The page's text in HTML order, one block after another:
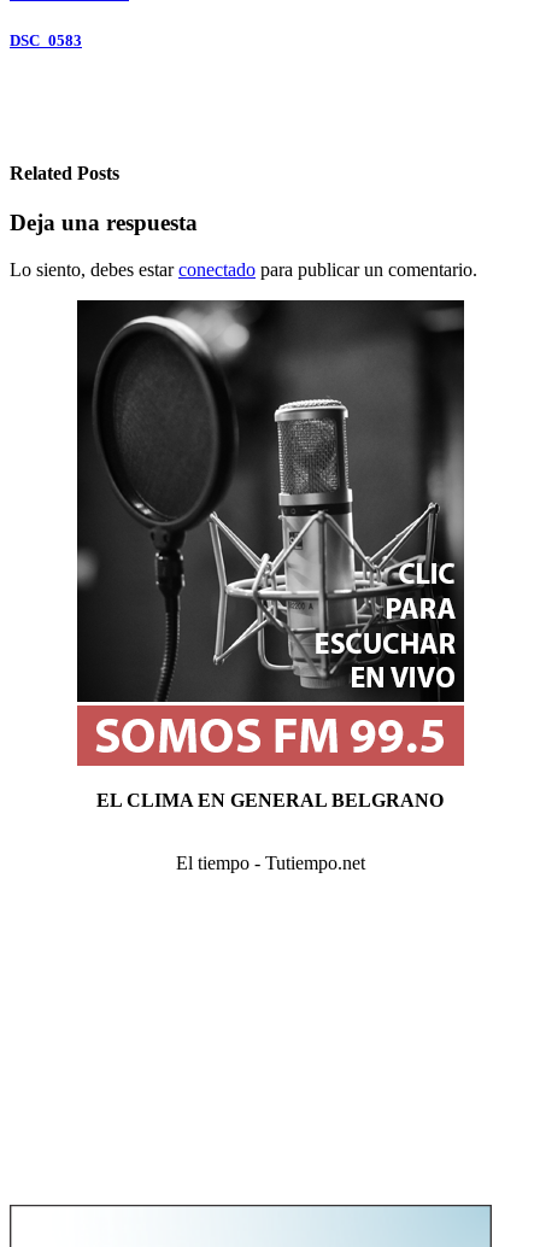
Navegación
DSC_0583
Related Posts
Deja una respuesta
Lo siento, debes estarconectado para publicar un comentario.
EL CLIMA EN GENERAL BELGRANO
El tiempo - Tutiempo.net